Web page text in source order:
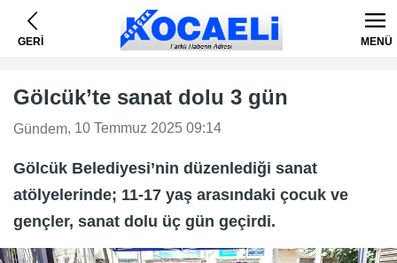
GERİ MENÜ
Gölcük’te sanat dolu 3 gün
Gündem, 10 Temmuz 2025 09:14
Gölcük Belediyesi’nin düzenlediği sanat
atölyelerinde; 11-17 yaş arasındaki çocuk ve
gençler, sanat dolu üç gün geçirdi.